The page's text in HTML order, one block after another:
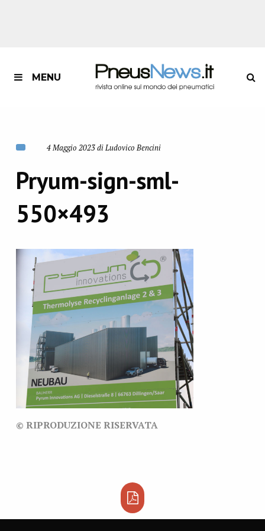
MENU
4 Maggio 2023 di Ludovico Bencini
Pryum-sign-sml-
550×493
© RIPRODUZIONE RISERVATA